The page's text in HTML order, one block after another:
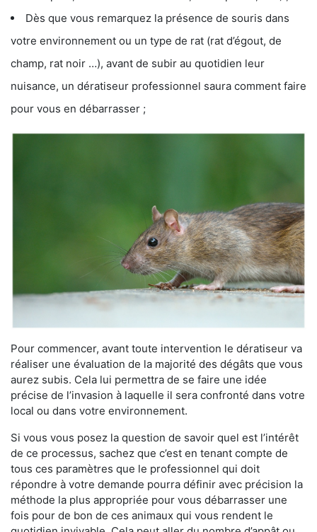
Dès que vous remarquez la présence de souris dans
votre environnement ou un type de rat (rat d’égout, de
champ, rat noir …), avant de subir au quotidien leur
nuisance, un dératiseur professionnel saura comment faire
pour vous en débarrasser ;
Pour commencer, avant toute intervention le dératiseur va
réaliser une évaluation de la majorité des dégâts que vous
aurez subis. Cela lui permettra de se faire une idée
précise de l’invasion à laquelle il sera confronté dans votre
local ou dans votre environnement.
Si vous vous posez la question de savoir quel est l’intérêt
de ce processus, sachez que c’est en tenant compte de
tous ces paramètres que le professionnel qui doit
répondre à votre demande pourra définir avec précision la
méthode la plus appropriée pour vous débarrasser une
fois pour de bon de ces animaux qui vous rendent le